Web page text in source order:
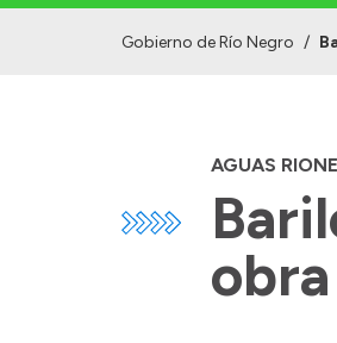
Gobierno de Río Negro /
AGUAS